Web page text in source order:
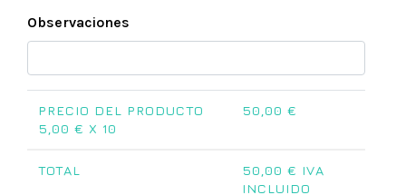
Observaciones
PRECIO DEL PRODUCTO
5,00 € X 10
50,00 €
TOTAL 50,00 € IVA
INCLUIDO